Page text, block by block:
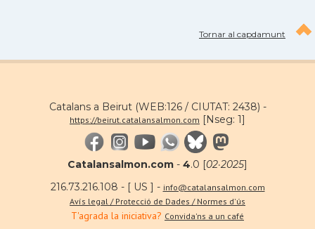
Tornar al capdamunt
Catalans a Beirut (WEB:126 / CIUTAT: 2438) -
https://beirut.catalansalmon.com [Nseg: 1]
Catalansalmon.com - 4.0 [02·2025]
216.73.216.108 - [ US ] - info@catalansalmon.com
Avís legal / Protecció de Dades / Normes d'ús
T'agrada la iniciativa? Convida'ns a un café